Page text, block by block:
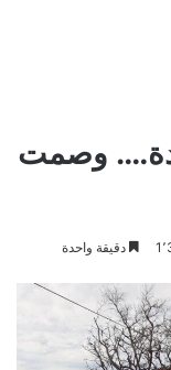
وصمت
دقيقة واحدة